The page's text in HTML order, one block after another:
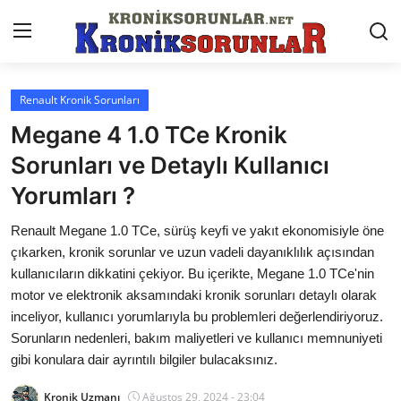
Anasayfa
Markalar
İletişim
Trafik & Cezalar
Sigorta & Kasko
Vergi & ÖTV & MTV
Muayene & Ruhsat
Sorgulamalar
Renault Kronik Sorunları
Megane 4 1.0 TCe Kronik
Sorunları ve Detaylı Kullanıcı
Yorumları ?
Renault Megane 1.0 TCe, sürüş keyfi ve yakıt ekonomisiyle öne
çıkarken, kronik sorunlar ve uzun vadeli dayanıklılık açısından
kullanıcıların dikkatini çekiyor. Bu içerikte, Megane 1.0 TCe'nin
motor ve elektronik aksamındaki kronik sorunları detaylı olarak
inceliyor, kullanıcı yorumlarıyla bu problemleri değerlendiriyoruz.
Sorunların nedenleri, bakım maliyetleri ve kullanıcı memnuniyeti
gibi konulara dair ayrıntılı bilgiler bulacaksınız.
Kronik Uzmanı
Ağustos 29, 2024 - 23:04